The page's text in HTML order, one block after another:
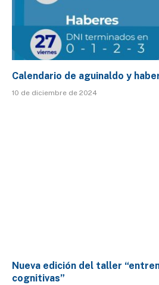
Calendario de aguinaldo y
10 de diciembre de 2024
Nueva edición del taller
cognitivas”